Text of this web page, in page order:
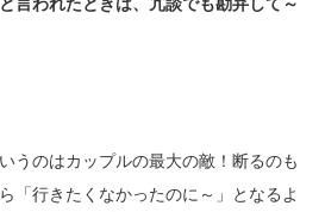
言われたときは、冗談でも勘弁して～
うのはカップルの最大の敵！断るのも
「行きたくなかったのに～」となるよ